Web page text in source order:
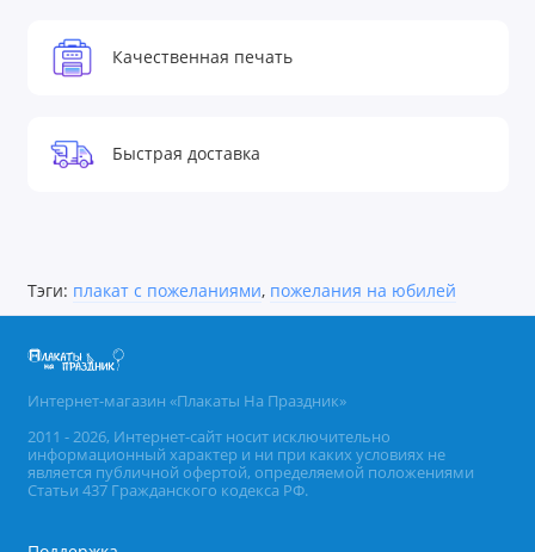
Качественная печать
Быстрая доставка
Тэги: плакат с пожеланиями, пожелания на юбилей
Интернет-магазин «Плакаты На Праздник»
2011 - 2026, Интернет-сайт носит исключительно
информационный характер и ни при каких условиях не
является публичной офертой, определяемой положениями
Статьи 437 Гражданского кодекса РФ.